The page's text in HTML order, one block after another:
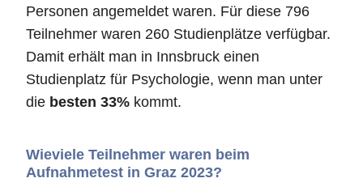
Personen angemeldet waren. Für diese 796
Teilnehmer waren 260 Studienplätze verfügbar.
Damit erhält man in Innsbruck einen
Studienplatz für Psychologie, wenn man unter
die besten 33% kommt.
Wieviele Teilnehmer waren beim
Aufnahmetest in Graz 2023?